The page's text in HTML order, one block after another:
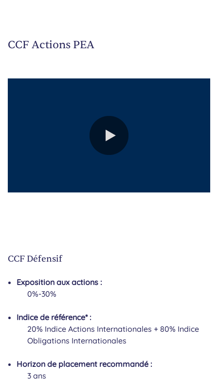
CCF Actions PEA
CCF Défensif
Exposition aux actions :
0%-30%
Indice de référence* :
20% Indice Actions Internationales + 80% Indice
Obligations Internationales
Horizon de placement recommandé :
3 ans